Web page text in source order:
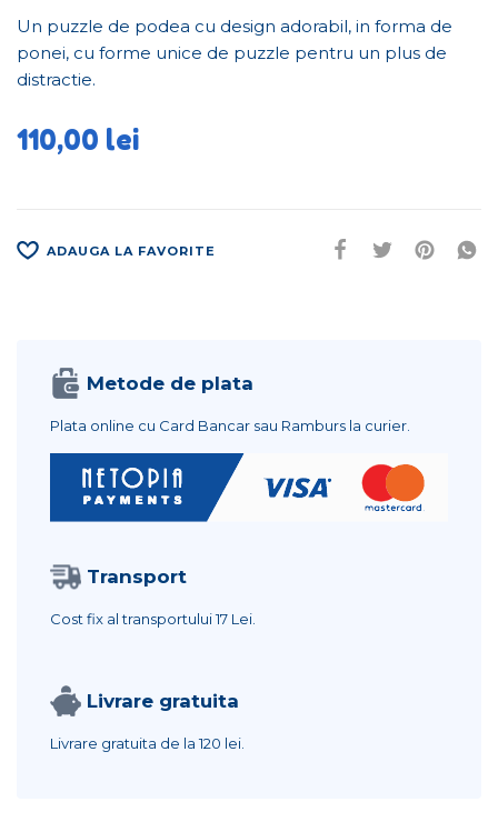
Un puzzle de podea cu design adorabil, in forma de
ponei, cu forme unice de puzzle pentru un plus de
distractie.
110,00 lei
ADAUGA LA FAVORITE
Metode de plata
Plata online cu Card Bancar sau Ramburs la curier.
Transport
Cost fix al transportului17 Lei.
Livrare gratuita
Livrare gratuita de la120 lei.